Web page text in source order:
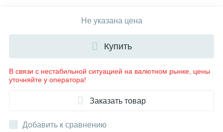
Не указана цена
Купить
В связи с нестабильной ситуацией на валютном рынке, цены
уточняйте у оператора!
Заказать товар
Добавить к сравнению